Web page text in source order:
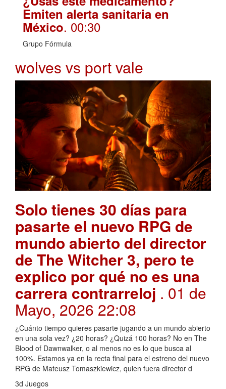
Emiten alerta sanitaria en
México. 00:30
Grupo Fórmula
wolves vs port vale
Solo tienes 30 días para
pasarte el nuevo RPG de
mundo abierto del director
de The Witcher 3, pero te
explico por qué no es una
carrera contrarreloj . 01 de
Mayo, 2026 22:08
¿Cuánto tiempo quieres pasarte jugando a un mundo abierto
en una sola vez? ¿20 horas? ¿Quizá 100 horas? No en The
Blood of Dawnwalker, o al menos no es lo que busca al
100%. Estamos ya en la recta final para el estreno del nuevo
RPG de Mateusz Tomaszkiewicz, quien fuera director d
3d Juegos